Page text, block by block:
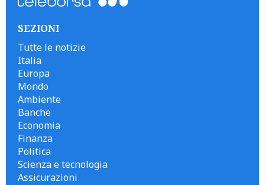
SEZIONI
Tutte le notizie
Italia
Europa
Mondo
Ambiente
Banche
Economia
Finanza
Politica
Scienza e tecnologia
Assicurazioni